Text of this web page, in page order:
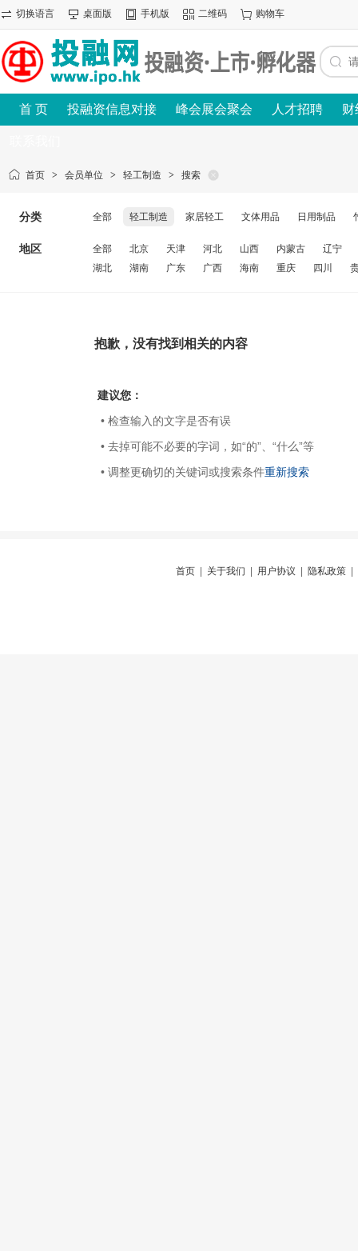
切换语言 桌面版 手机版 二维码 购物车
首 页 投融资信息对接 峰会展会聚会 人才招聘 财
首页 > 会员单位 > 轻工制造 > 搜索
分类 全部 轻工制造 家居轻工 文体用品 日用制品
地区 全部 北京 天津 河北 山西 内蒙古
辽宁
湖北
湖南 广东 广西 海南 重庆 四川
抱歉，没有找到相关的内容
建议您：
• 检查输入的文字是否有误
• 去掉可能不必要的字词，如“的”、“什么”等
• 调整更确切的关键词或搜索条件重新搜索
首页 关于我们 用户协议 隐私政策